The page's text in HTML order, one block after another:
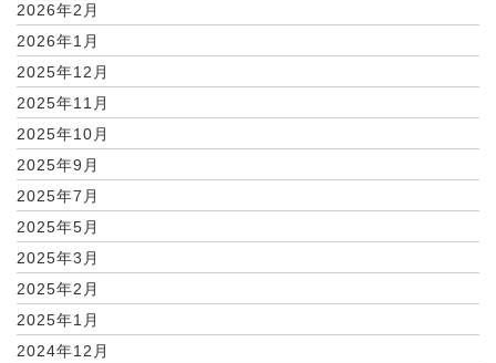
2026年2月
2026年1月
2025年12月
2025年11月
2025年10月
2025年9月
2025年7月
2025年5月
2025年3月
2025年2月
2025年1月
2024年12月